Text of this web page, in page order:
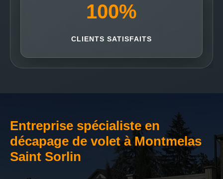
100%
CLIENTS SATISFAITS
Entreprise spécialiste en
décapage de volet à Montmelas
Saint Sorlin